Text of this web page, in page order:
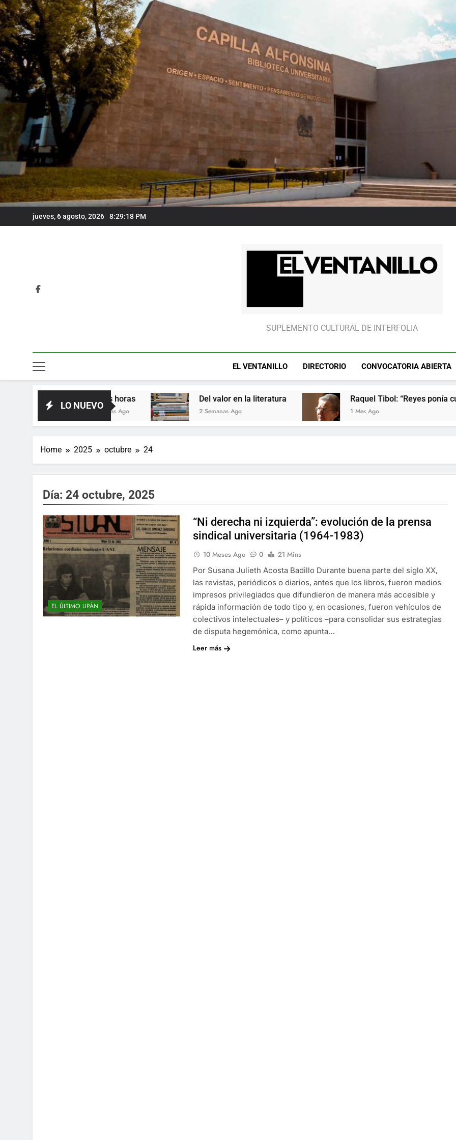
Skip
to
content
jueves, 6 agosto, 2026 8:29:18 PM
Raquel Tibol: “Reyes ponía
Raquel Tibol: “Reyes ponía
El Ventanillo
SUPLEMENTO CULTURAL DE INTERFOLIA
EL VENTANILLO DIRECTORIO CONVOCATORIA ABIERTA
LO NUEVO
3 Días Ago
Del valor en la literatura
2 Semanas Ago
Raquel Tibol: “Reyes ponía cuidado en
1 Mes Ago
Home 2025 octubre 24
Día: 24 octubre, 2025
EL ÚLTIMO LIPÁN
“Ni derecha ni izquierda”: evolución de la prensa
sindical universitaria (1964-1983)
10 Meses Ago 0
21 Mins
Por Susana Julieth Acosta Badillo Durante buena parte del siglo XX,
las revistas, periódicos o diarios, antes que los libros, fueron medios
impresos privilegiados que difundieron de manera más accesible y
rápida información de todo tipo y, en ocasiones, fueron vehículos de
colectivos intelectuales– y políticos –para consolidar sus estrategias
de disputa hegemónica, como apunta…
Leer más